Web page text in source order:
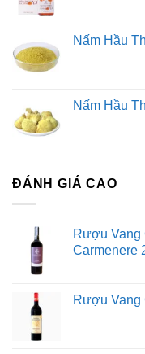
Nấm Hầu
Nấm Hầu
ĐÁNH GIÁ CAO
Rượu Vang
Carmenere
Rượu Vang